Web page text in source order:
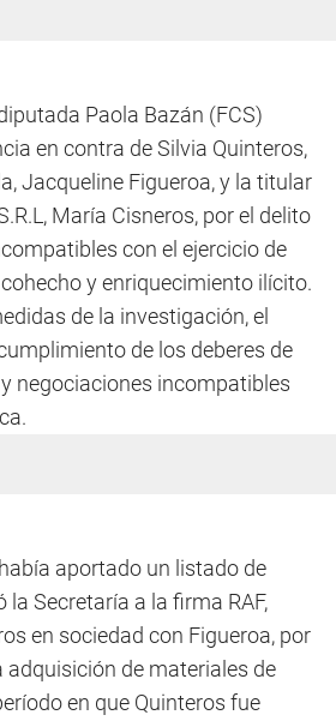
Paola Bazán (FCS)
en contra de Silvia Quinteros,
Jacqueline Figueroa, y la titular
María Cisneros, por el delito
con el ejercicio de
y enriquecimiento ilícito.
de la investigación, el
de los deberes de
negociaciones incompatibles
aportado un listado de
Secretaría a la firma RAF,
en sociedad con Figueroa, por
adquisición de materiales de
en que Quinteros fue